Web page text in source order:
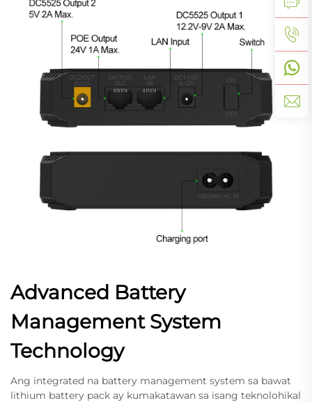
Advanced Battery
Management System
Technology
Ang integrated na battery management system sa bawat
lithium battery pack ay kumakatawan sa isang teknolohikal